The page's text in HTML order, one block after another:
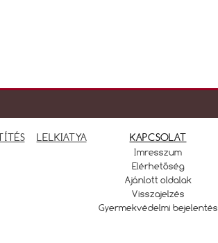
LELKIATYA KAPCSOLAT
Imresszum
Elérhetőség
Ajánlott oldalak
Visszajelzés
Gyermekvédelmi bejelentés